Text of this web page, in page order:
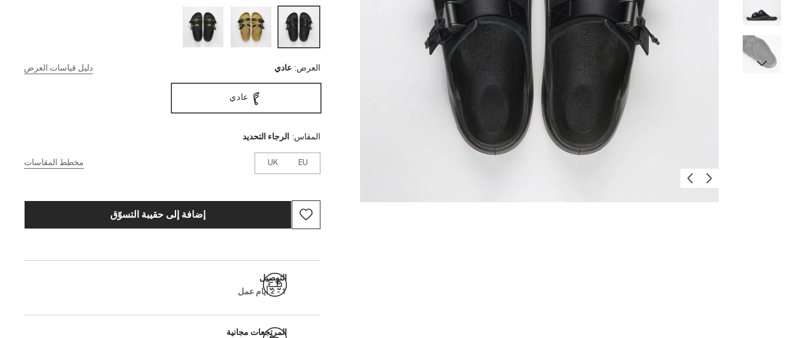
العرض: عادي دليل قياسات العرض
عادي
مخطط المقاسات
المقاس: الرجاء التحديد
EU
UK
إضافة إلى حقيبة التسوّق
التوصيل
1 - 2 أيام عمل
المرتجعات مجانية